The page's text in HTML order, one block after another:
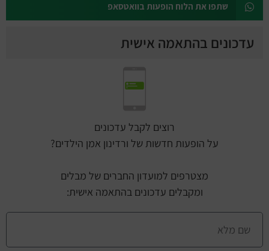
שתפו את הלוח הופעות בוואטסאפ
עדכונים בהתאמה אישית
רוצים לקבל עדכונים
על הופעות חדשות של ורדינון אמן הילדים?
מצטרפים למועדון החברים של מבלים
ומקבלים עדכונים בהתאמה אישית: